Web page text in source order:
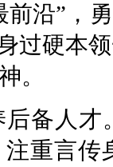
沿”，
过硬本
。
后备人才
重言